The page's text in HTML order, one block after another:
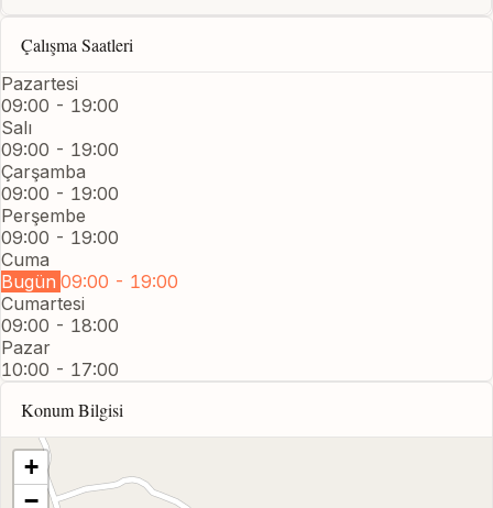
Çalışma Saatleri
Pazartesi
09:00 - 19:00
Salı
09:00 - 19:00
Çarşamba
09:00 - 19:00
Perşembe
09:00 - 19:00
Cuma
Bugün 09:00 - 19:00
Cumartesi
09:00 - 18:00
Pazar
10:00 - 17:00
Konum Bilgisi
+
−